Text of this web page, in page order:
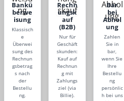
Bankü
berwe
isung
Klassisch
e
Überwei
sung des
Rechnun
gsbetrag
s nach
der
Bestellu
ng.
Rechn
ungsk
auf
(B2B)
Nur für
Geschäft
skunden:
Kauf auf
Rechnun
g mit
Zahlungs
ziel (via
Billie).
Bar
bei
Abhol
ung
Zahlen
Sie in
bar,
wenn Sie
Ihre
Bestellu
ng
persönlic
h bei uns